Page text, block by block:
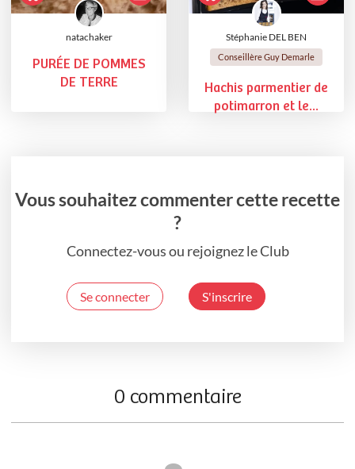
natachaker
PURÉE DE POMMES
DE TERRE
Stéphanie DEL BEN
Conseillère Guy Demarle
Hachis parmentier de
potimarron et le...
Vous souhaitez commenter cette recette
?
Connectez-vous ou rejoignez le Club
Se connecter S'inscrire
0 commentaire